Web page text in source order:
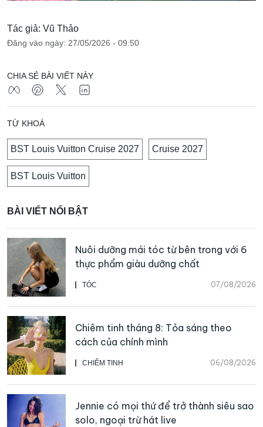
Tác giả: Vũ Thảo
Đăng vào ngày: 27/05/2026 - 09:50
CHIA SẺ BÀI VIẾT NÀY
TỪ KHOÁ
BST Louis Vuitton Cruise 2027 Cruise 2027
BST Louis Vuitton
BÀI VIẾT NỔI BẬT
TÓC 07/08/2026
Nuôi dưỡng mái tóc từ bên trong với 6
thực phẩm giàu dưỡng chất
CHIÊM TINH 06/08/2026
Chiêm tinh tháng 8: Tỏa sáng theo
cách của chính mình
Jennie có mọi thứ để trở thành siêu sao
solo, ngoại trừ hát live